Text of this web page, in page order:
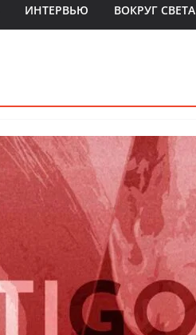
ИНТЕРВЬЮ ВОКРУГ СВЕТА